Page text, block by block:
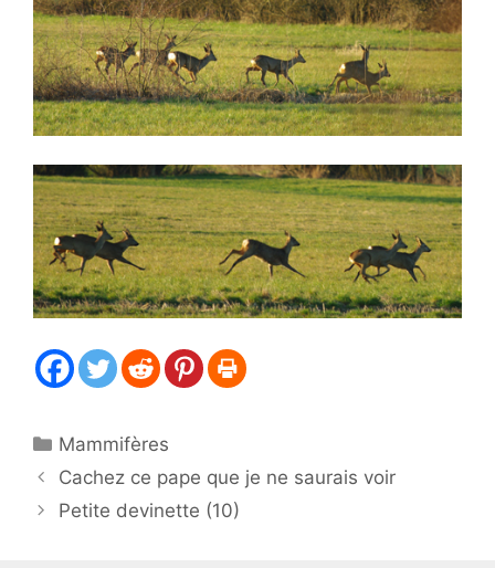
Catégories
Mammifères
Cachez ce pape que je ne saurais voir
Petite devinette (10)